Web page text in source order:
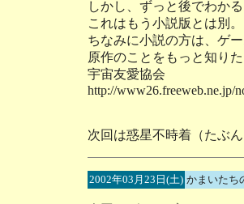
しかし、ずっと後でわか
これはもう小説版とは別
ちなみに小説の方は、ゲ
原作のことをもっと知り
宇宙友愛協会
http://www26.freeweb.ne.jp/
次回は惑星不時着（たぶん
2002年03月23日(土) かまいたち